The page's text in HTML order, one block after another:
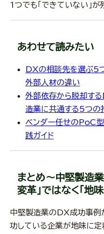
1つでも「できていない」が
あわせて読みたい
DXの相談先を選ぶ5つ
外部人材の違い
外部依存から脱却す
造業に共通する5つの
ベンダー任せのPoC
践ガイド
まとめ～中堅製造
変革」ではなく「地
中堅製造業のDX成功事例
功している企業が地味に定